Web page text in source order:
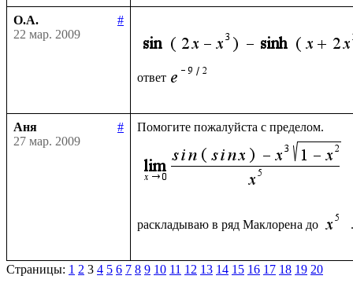
О.А.
#
22 мар. 2009
ответ
Аня
#
27 мар. 2009
раскладываю в ряд Маклорена до
Страницы: 1 2 3 4 5 6 7 8 9 10 11 12 13 14 15 16 17 18 19 20